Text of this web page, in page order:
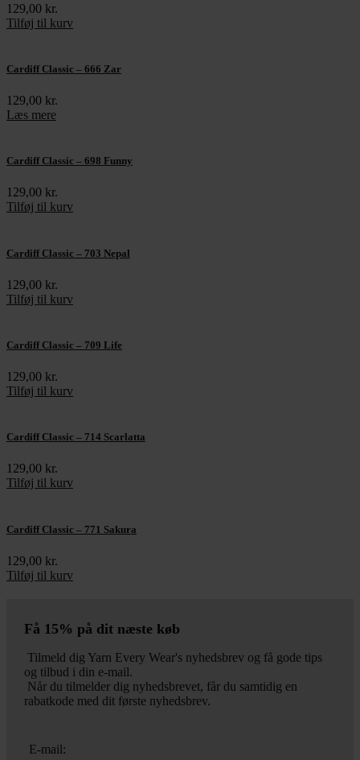
129,00 kr.
Tilføj til kurv
Cardiff Classic – 666 Zar
129,00 kr.
Læs mere
Cardiff Classic – 698 Funny
129,00 kr.
Tilføj til kurv
Cardiff Classic – 703 Nepal
129,00 kr.
Tilføj til kurv
Cardiff Classic – 709 Life
129,00 kr.
Tilføj til kurv
Cardiff Classic – 714 Scarlatta
129,00 kr.
Tilføj til kurv
Cardiff Classic – 771 Sakura
129,00 kr.
Tilføj til kurv
Få 15% på dit næste køb
Tilmeld dig Yarn Every Wear's nyhedsbrev og få gode tips
og tilbud i din e-mail.
Når du tilmelder dig nyhedsbrevet, får du samtidig en
rabatkode med dit første nyhedsbrev.
E-mail: